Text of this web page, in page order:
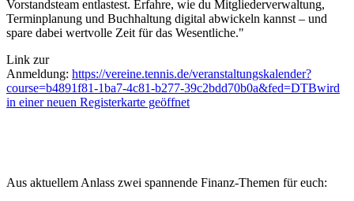
Vorstandsteam entlastest. Erfahre, wie du Mitgliederverwaltung,
Terminplanung und Buchhaltung digital abwickeln kannst – und
spare dabei wertvolle Zeit für das Wesentliche."
Link zur
Anmeldung: https://vereine.tennis.de/veranstaltungskalender?
course=b4891f81-1ba7-4c81-b277-39c2bdd70b0a&fed=DTBwird
in einer neuen Registerkarte geöffnet
Aus aktuellem Anlass zwei spannende Finanz-Themen für euch: